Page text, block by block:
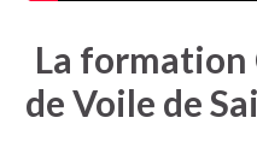
La formation
de Voile de